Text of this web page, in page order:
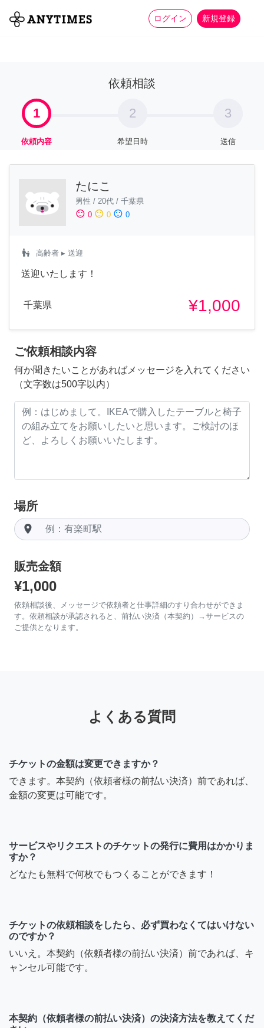
ログイン 新規登録
全て 家事 more_horiz
依頼相談
1
依頼内容
2
希望日時
3
送信
たにこ
男性 / 20代 / 千葉県
sentiment_satisfied 0 sentiment_neutral 0 sentiment_dissatisfied 0
escalator_warning 高齢者 ▸ 送迎
送迎いたします！
千葉県 ¥1,000
ご依頼相談内容
何か聞きたいことがあればメッセージを入れてください
（文字数は500字以内）
場所
room
販売金額
¥1,000
依頼相談後、メッセージで依頼者と仕事詳細のすり合わせができま
す。依頼相談が承認されると、前払い決済（本契約）→サービスの
ご提供となります。
よくある質問
チケットの金額は変更できますか？
できます。本契約（依頼者様の前払い決済）前であれば、
金額の変更は可能です。
サービスやリクエストのチケットの発行に費用はかかりま
すか？
どなたも無料で何枚でもつくることができます！
チケットの依頼相談をしたら、必ず買わなくてはいけない
のですか？
いいえ。本契約（依頼者様の前払い決済）前であれば、キ
ャンセル可能です。
本契約（依頼者様の前払い決済）の決済方法を教えてくだ